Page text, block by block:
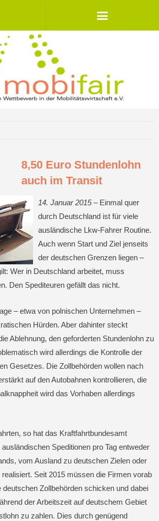
8,50 Euro Stundenlohn
auch im Transit
14. Januar 2015 – Einmal quer
durch Deutschland ist für viele
ausländische Lkw-Fahrer Routine.
Auch wenn Start und Ziel jenseits
der deutschen Grenzen liegen –
Wer in Deutschland arbeitet, muss
Den Spediteuren gefällt das nicht.
– etwa von polnischen Unternehmen –
Hürden. Aber dahinter steckt
Ablehnung, den geforderten Stundenlohn zu
wird allerdings die Kontrolle der
Gesetzes. Die Zollbehörden wollen nach
auf den Autobahnen kontrollieren, die
wird das Vorhaben allerdings
so hat das Kraftfahrtbundesamt
Speditionen pro Tag entweder
vom Ausland zu deutschen Zielen oder
Seit 2015 müssen die Firmen vorab
deutschen Zollbehörden schicken und dabei
der Arbeitszeit auf deutschem Gebiet
zu zahlen. Dies durch genügend